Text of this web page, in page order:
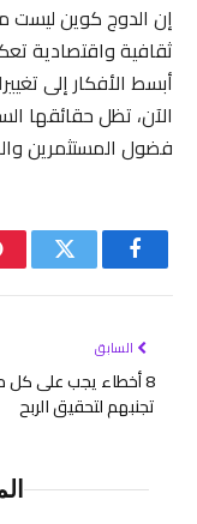
إن الدوج كوين
ثقافية واقتصادية
أبسط الأفكار إلى
الآن، تظل حقائقها
فضول المستثمرين
فيسبوكتويتر
السابق
8 أخطاء يجب على
تجنبهم لتحقيق الربح